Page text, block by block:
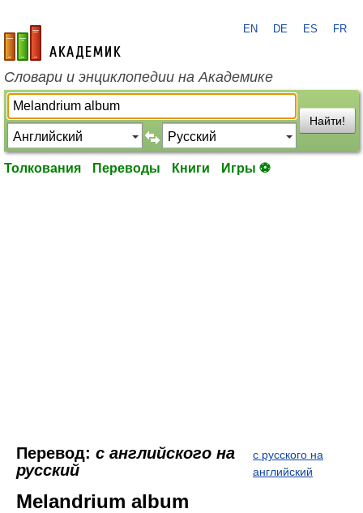
academic.ru
EN DE ES FR
Словари и энциклопедии на Академике
Найти!
Толкования Переводы Книги Игры ⚽
Перевод: с английского на
русский
с русского на
английский
Melandrium album